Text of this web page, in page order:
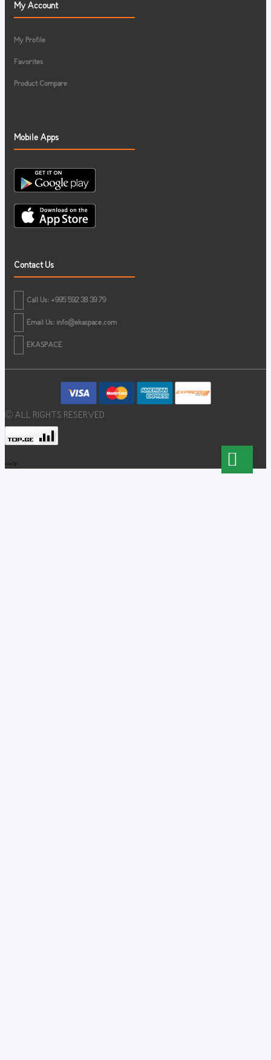
My Account
My Profile
Favorites
Product Compare
Mobile Apps
Contact Us
Call Us: +995 592 38 39 79
Email Us: info@ekaspace.com
EKASPACE
© ALL RIGHTS RESERVED
-->